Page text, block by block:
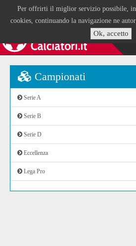
Per offrirti il miglior servizio possibile,
cookies, continuando la navigazione ne
Ok, accetto
Campionati
Serie A
Serie B
Serie D
Eccellenza
Lega Pro